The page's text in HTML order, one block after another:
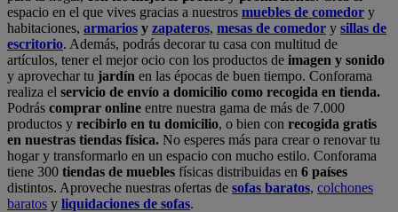
espacio en el que vives gracias a nuestros muebles de comedor y
habitaciones, armarios y zapateros, mesas de comedor y sillas de
escritorio. Además, podrás decorar tu casa con multitud de
artículos, tener el mejor ocio con los productos de imagen y sonido
y aprovechar tu jardín en las épocas de buen tiempo. Conforama
realiza el servicio de envío a domicilio como recogida en tienda.
Podrás comprar online entre nuestra gama de más de 7.000
productos y recibirlo en tu domicilio, o bien con recogida gratis
en nuestras tiendas física. No esperes más para crear o renovar tu
hogar y transformarlo en un espacio con mucho estilo. Conforama
tiene 300 tiendas de muebles físicas distribuidas en 6 países
distintos. Aproveche nuestras ofertas de sofas baratos, colchones
baratos y liquidaciones de sofas.